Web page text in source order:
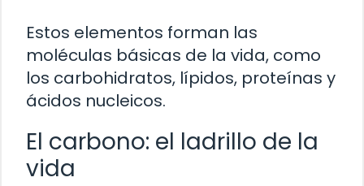
Estos elementos forman las
moléculas básicas de la vida, como
los carbohidratos, lípidos, proteínas y
ácidos nucleicos.
El carbono: el ladrillo de la
vida